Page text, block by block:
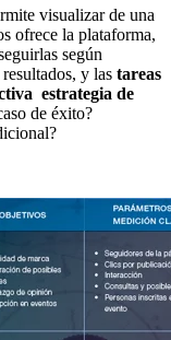
visualizar de una
ofrece la plataforma,
según
y las tareas
estrategia de
de éxito?